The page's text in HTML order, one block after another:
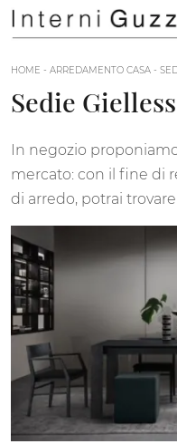
HOME - ARREDAMENTO CASA -
Sedie
In negozio
mercato: con il fine di
di arredo, potrai